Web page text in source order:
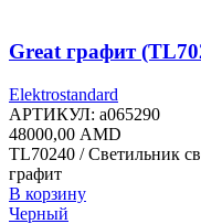
Great графит
Elektrostandard
АРТИКУЛ: a065290
48000,00 AMD
TL70240 / Светильник
графит
В корзину
Черный